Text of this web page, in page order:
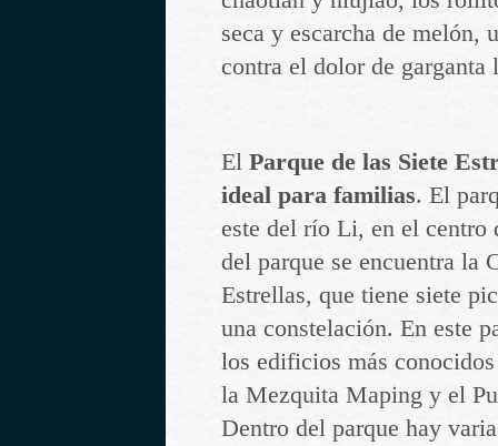
seca y escarcha de melón,
contra el dolor de garganta
El Parque de las Siete
ideal para familias. El
este del río Li, en el centro
del parque se encuentra la
Estrellas, que tiene siete
una constelación. En este
los edificios más
la Mezquita Maping y el
Dentro del parque hay